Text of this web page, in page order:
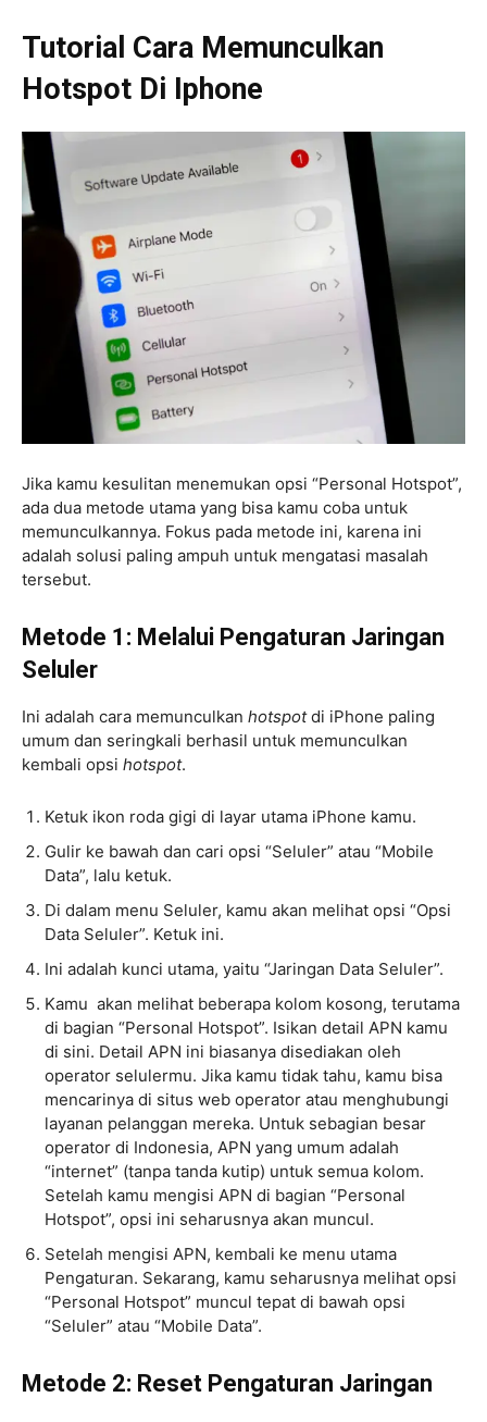
Tutorial Cara Memunculkan
Hotspot Di Iphone
Jika kamu kesulitan menemukan opsi “Personal Hotspot”,
ada dua metode utama yang bisa kamu coba untuk
memunculkannya. Fokus pada metode ini, karena ini
adalah solusi paling ampuh untuk mengatasi masalah
tersebut.
Metode 1: Melalui Pengaturan Jaringan
Seluler
Ini adalah cara memunculkan hotspotdi iPhone paling
umum dan seringkali berhasil untuk memunculkan
kembali opsi hotspot.
Ketuk ikon roda gigi di layar utama iPhone kamu.
Gulir ke bawah dan cari opsi “Seluler” atau “Mobile
Data”, lalu ketuk.
Di dalam menu Seluler, kamu akan melihat opsi “Opsi
Data Seluler”. Ketuk ini.
Ini adalah kunci utama, yaitu “Jaringan Data Seluler”.
Kamu akan melihat beberapa kolom kosong, terutama
di bagian “Personal Hotspot”. Isikan detail APN kamu
di sini. Detail APN ini biasanya disediakan oleh
operator selulermu. Jika kamu tidak tahu, kamu bisa
mencarinya di situs web operator atau menghubungi
layanan pelanggan mereka. Untuk sebagian besar
operator di Indonesia, APN yang umum adalah
“internet” (tanpa tanda kutip) untuk semua kolom.
Setelah kamu mengisi APN di bagian “Personal
Hotspot”, opsi ini seharusnya akan muncul.
Setelah mengisi APN, kembali ke menu utama
Pengaturan. Sekarang, kamu seharusnya melihat opsi
“Personal Hotspot” muncul tepat di bawah opsi
“Seluler” atau “Mobile Data”.
Metode 2: Reset Pengaturan Jaringan